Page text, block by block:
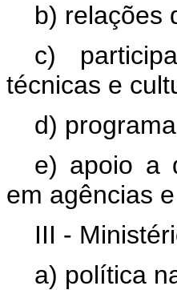
b) relações
c)
técnicas e
d)
e) apoio a
em agências
III -
a) política